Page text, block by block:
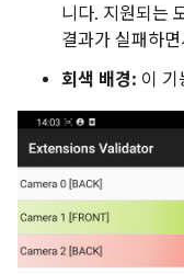
니다. 지원되는
결과가 실패하
회색 배경: 이 기